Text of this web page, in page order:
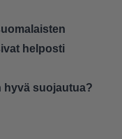
helposti
hyvä suojautua?